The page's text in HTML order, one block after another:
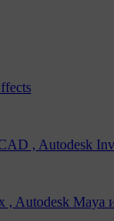
, Autodesk
, Autodesk Maya